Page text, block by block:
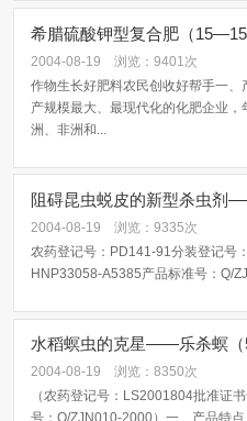
希腊硫酸钾型复合肥（
2004-08-19
浏览：9401次
作物生长好肥料农民创收好帮手一
产规模最大、最现代化的化肥企业
洲、非洲和...
阻碍昆虫蜕皮的新型杀虫剂
2004-08-19
浏览：9335次
农药登记号：PD141-91分装登记号
HNP33058-A5385产品标准号：Q/
水稻螟虫的克星——乐杀螟（
2004-08-19
浏览：8350次
（农药登记号：LS2001804批准证
号：Q/ZJN010-2000）一、产品特点